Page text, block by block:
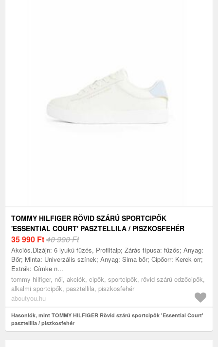
TOMMY HILFIGER RÖVID SZÁRÚ SPORTCIPŐK
'ESSENTIAL COURT' PASZTELLILA / PISZKOSFEHÉR
35 990 Ft40 990 Ft
Akciós.Dizájn: 6 lyukú fűzés, Profiltalp; Zárás típusa: fűzős; Anyag:
Bőr; Minta: Univerzális színek; Anyag: Sima bőr; Cipőorr: Kerek orr;
Extrák: Címke n...
tommy hilfiger, női, akciók, cipők, sportcipők, rövid szárú edzőcipők,
alkalmi sportcipők, pasztellila, piszkosfehér
aboutyou.hu
Hasonlók, mint TOMMY HILFIGER Rövid szárú sportcipők 'Essential Court'
pasztellila / piszkosfehér